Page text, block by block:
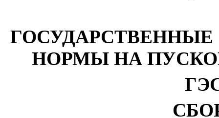
НОРМЫ НА